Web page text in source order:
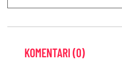
KOMENTARI (0)